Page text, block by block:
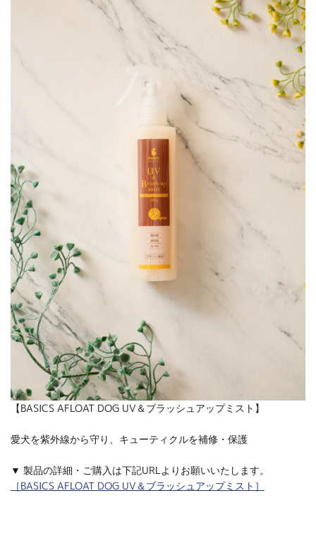
【BASICS AFLOAT DOG UV＆ブラッシュアップミスト】
愛犬を紫外線から守り、キューティクルを補修・保護
▼ 製品の詳細・ご購入は下記URLよりお願いいたします。
［BASICS AFLOAT DOG UV＆ブラッシュアップミスト］